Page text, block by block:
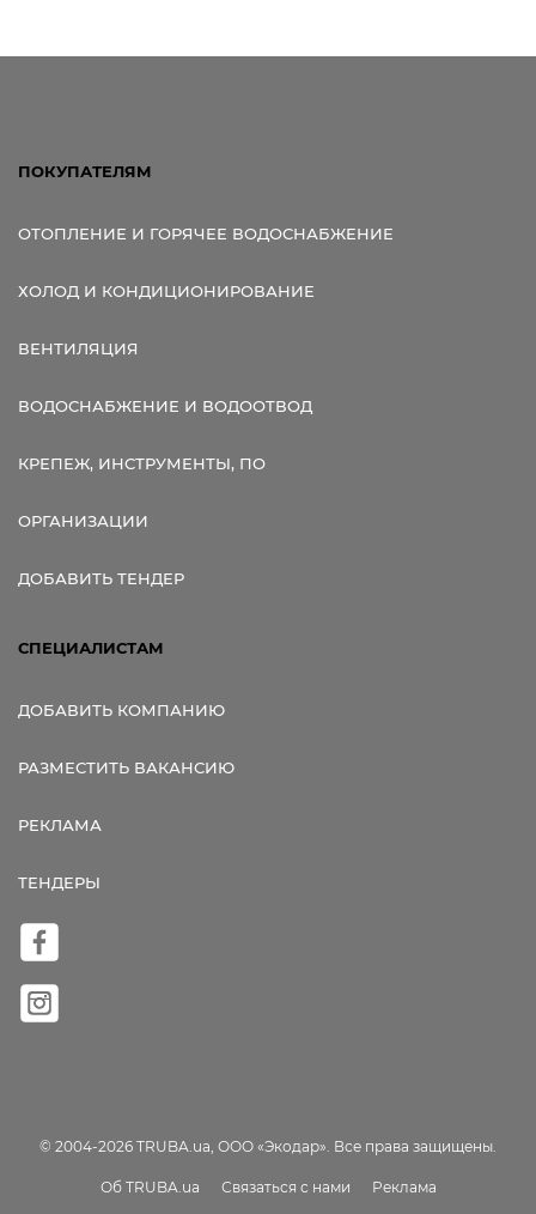
ПОКУПАТЕЛЯМ
ОТОПЛЕНИЕ И ГОРЯЧЕЕ ВОДОСНАБЖЕНИЕ
ХОЛОД И КОНДИЦИОНИРОВАНИЕ
ВЕНТИЛЯЦИЯ
ВОДОСНАБЖЕНИЕ И ВОДООТВОД
КРЕПЕЖ, ИНСТРУМЕНТЫ, ПО
ОРГАНИЗАЦИИ
ДОБАВИТЬ ТЕНДЕР
СПЕЦИАЛИСТАМ
ДОБАВИТЬ КОМПАНИЮ
РАЗМЕСТИТЬ ВАКАНСИЮ
РЕКЛАМА
ТЕНДЕРЫ
© 2004-2026 TRUBA.ua, ООО «Экодар». Все права защищены.
Об TRUBA.ua Связаться с нами Реклама